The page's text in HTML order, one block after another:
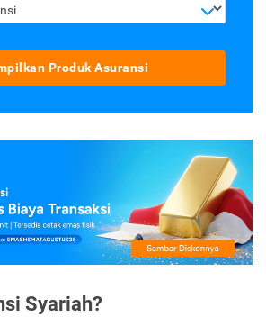
Tampilkan Produk Asuransi
Syariah?